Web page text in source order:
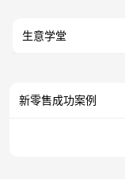
生意学堂
新零售成功案例